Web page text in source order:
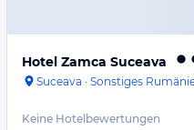
Hotel Zamca Suceava
Suceava · Sonstiges
Keine Hotelbewertungen